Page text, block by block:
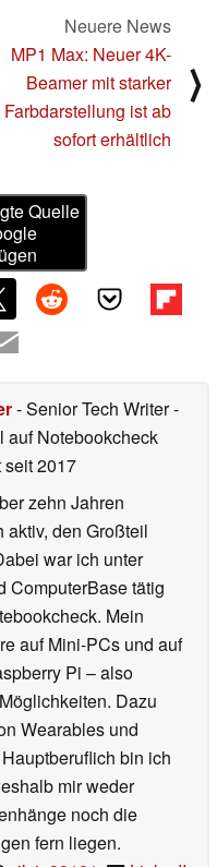
Neuere News
MP1 Max: Neuer 4K-
Beamer mit starker
Farbdarstellung ist ab
sofort erhältlich
⟩
Quelle
- Senior Tech Writer-
auf Notebookcheck
seit 2017
zehn Jahren
aktiv, den Großteil
war ich unter
ComputerBase tätig
Mein
auf Mini-PCs und auf
Pi – also
Dazu
Wearables und
bin ich
mir weder
noch die
fern liegen.